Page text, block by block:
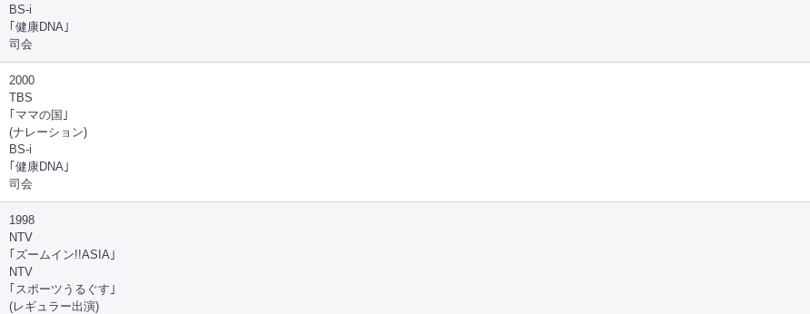
BS-i
｢健康DNA｣
司会
2000
TBS
｢ママの国｣
(ナレーション)
BS-i
｢健康DNA｣
司会
1998
NTV
｢ズームイン!!ASIA｣
NTV
｢スポーツうるぐす｣
(レギュラー出演)